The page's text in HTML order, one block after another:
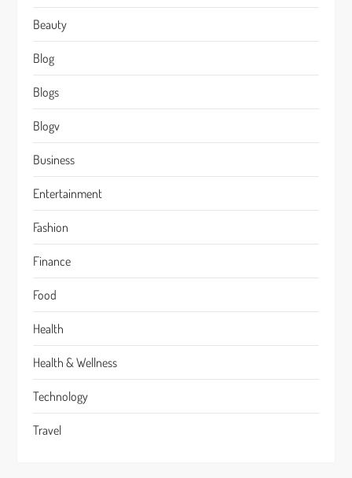
Beauty
Blog
Blogs
Blogv
Business
Entertainment
Fashion
Finance
Food
Health
Health & Wellness
Technology
Travel